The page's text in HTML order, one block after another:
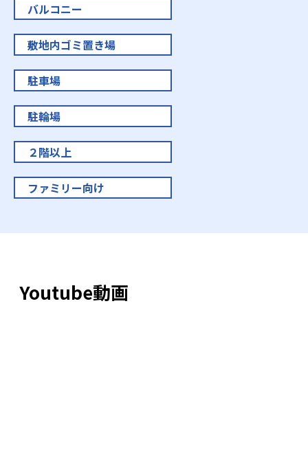
バルコニー
敷地内ゴミ置き場
駐車場
駐輪場
２階以上
ファミリー向け
Youtube動画